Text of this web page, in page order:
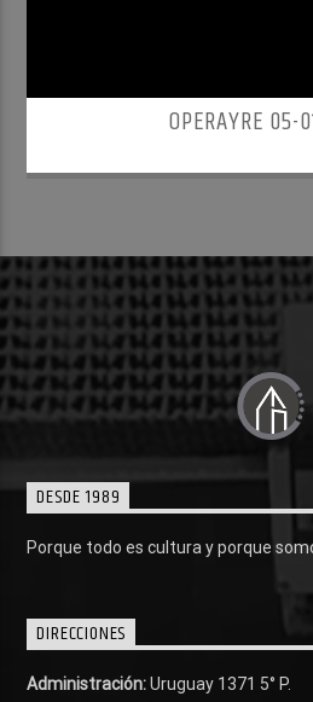
OPERAYRE 05-
DESDE 1989
Porque todo es cultura y porque
DIRECCIONES
Administración:Uruguay 1371 5° P.